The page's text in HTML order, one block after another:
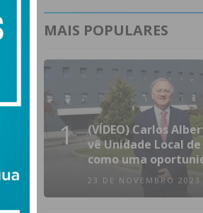
MAIS POPULARES
1
(VÍDEO) Carlos
vê Unidade Local de
como uma
23 DE NOVEMBRO 2023